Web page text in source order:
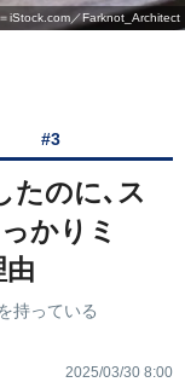
iStock.com／Farknot_Architect
#3
たのに､ス
かりミ
持っている
2025/03/30 8:00